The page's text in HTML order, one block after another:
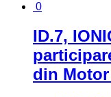
0
ID.7,
din